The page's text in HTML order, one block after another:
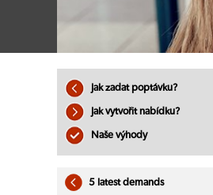
Jak zadat poptávku?
Jak vytvořit nabídku?
Naše výhody
5 latest demands